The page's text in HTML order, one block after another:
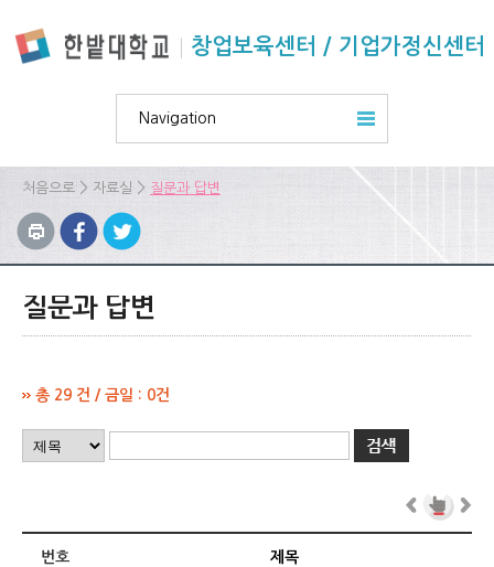
창업보육센터 / 기업가정신센터
Navigation
처음으로 > 자료실 > 질문과 답변
질문과 답변
총 29 건 / 금일 : 0건
번호 제목